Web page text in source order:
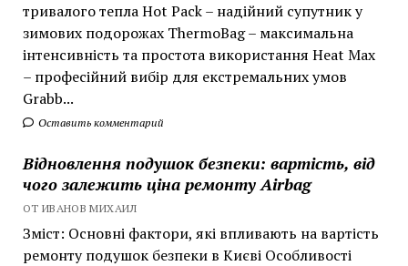
тривалого тепла Hot Pack – надійний супутник у
зимових подорожах ThermoBag – максимальна
інтенсивність та простота використання Heat Max
– професійний вибір для екстремальних умов
Grabb...
Оставить комментарий
Відновлення подушок безпеки: вартість, від
чого залежить ціна ремонту Airbag
ОТ ИВАНОВ МИХАИЛ
Зміст: Основні фактори, які впливають на вартість
ремонту подушок безпеки в Києві Особливості